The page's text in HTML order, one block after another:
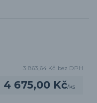
4 675,00 Kč/ks
3 863,64 Kč bez DPH